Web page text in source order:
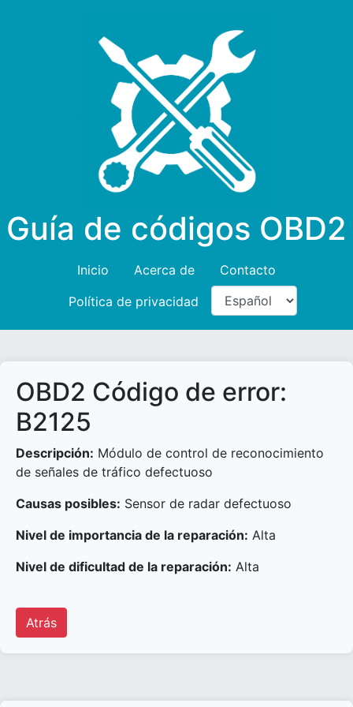
Guía de códigos OBD2
Inicio Acerca de
Contacto
Política de privacidad
OBD2 Código de error:
B2125
Descripción: Módulo de control de reconocimiento
de señales de tráfico defectuoso
Causas posibles: Sensor de radar defectuoso
Nivel de importancia de la reparación: Alta
Nivel de dificultad de la reparación: Alta
Atrás